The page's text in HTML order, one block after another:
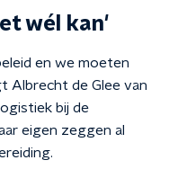
wél kan'
en we moeten
Albrecht de Glee van
bij de
eigen zeggen al